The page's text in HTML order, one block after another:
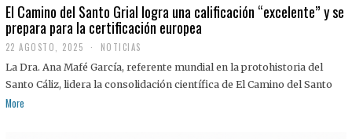
El Camino del Santo Grial logra una calificación “excelente” y se
prepara para la certificación europea
22 AGOSTO, 2025
2
A
G
NOTICIAS
La Dra. Ana Mafé García, referente mundial en la protohistoria del
Santo Cáliz, lidera la consolidación científica de El Camino del Santo
More